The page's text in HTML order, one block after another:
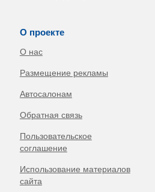
О проекте
О нас
Размещение рекламы
Автосалонам
Обратная связь
Пользовательское
соглашение
Использование материалов
сайта